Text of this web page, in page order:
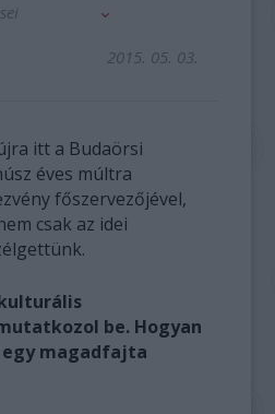
2015. 05. 03.
itt a Budaörsi
éves múltra
főszervezőjével,
csak az idei
be. Hogyan
magadfajta